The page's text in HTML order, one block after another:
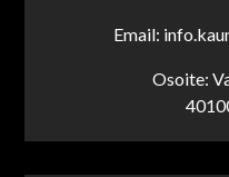
Email:
Osoite: